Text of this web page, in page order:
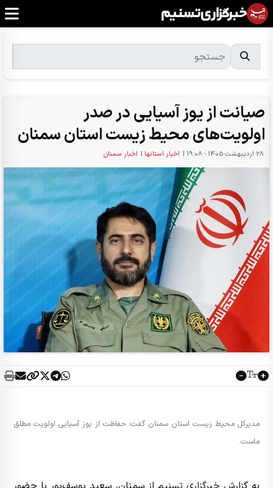
صیانت از یوز آسیایی در صدر
اولویت‌های محیط‌ زیست استان سمنان
28 ارديبهشت 1405 - 19:08 | اخبار استانها | اخبار سمنان
مدیرکل محیط‌ زیست استان سمنان گفت: حفاظت از یوز آسیایی اولویت مطلق
ماست.